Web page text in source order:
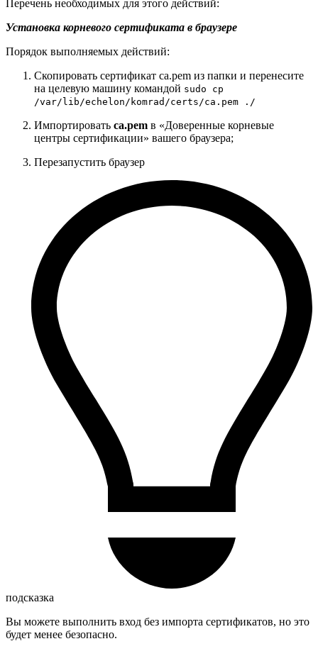
Перечень необходимых для этого действий:
Установка корневого сертификата в браузере
Порядок выполняемых действий:
Скопировать сертификат ca.pem из папки и перенесите
на целевую машину командой sudo cp
/var/lib/echelon/komrad/certs/ca.pem ./
Импортировать ca.pem в «Доверенные корневые
центры сертификации» вашего браузера;
Перезапустить браузер
подсказка
Вы можете выполнить вход без импорта сертификатов, но это
будет менее безопасно.